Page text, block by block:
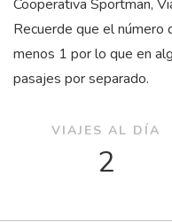
Cooperativa Sportman,
Recuerde que el número
menos 1 por lo que en
pasajes por separado.
VIAJES AL DÍA
2